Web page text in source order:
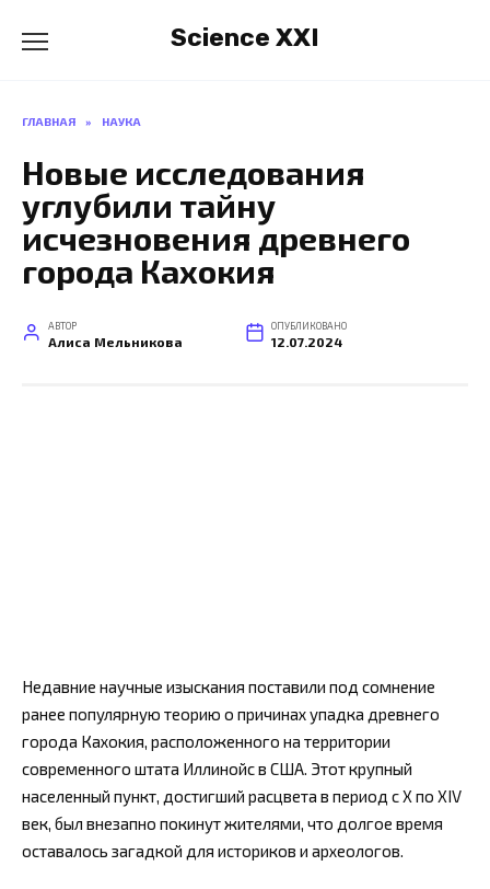
содержанию
Science XXI
ГЛАВНАЯ » НАУКА
Новые исследования
углубили тайну
исчезновения древнего
города Кахокия
АВТОР
Алиса Мельникова
ОПУБЛИКОВАНО
12.07.2024
Недавние научные изыскания поставили под сомнение
ранее популярную теорию о причинах упадка древнего
города Кахокия, расположенного на территории
современного штата Иллинойс в США. Этот крупный
населенный пункт, достигший расцвета в период с X по XIV
век, был внезапно покинут жителями, что долгое время
оставалось загадкой для историков и археологов.